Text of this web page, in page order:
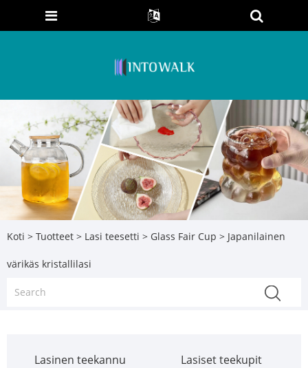
Koti > Tuotteet > Lasi teesetti > Glass Fair Cup > Japanilainen
värikäs kristallilasi
Lasinen teekannu Lasiset teekupit